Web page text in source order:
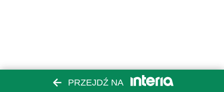
PRZEJDŹ NA